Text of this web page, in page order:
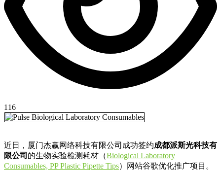
116
近日，厦门杰赢网络科技有限公司成功签约成都派斯光科技有
限公司 的生物实验检测耗材（Biological Laboratory
Consumables, PP Plastic Pipette Tips）网站谷歌优化推广项目。